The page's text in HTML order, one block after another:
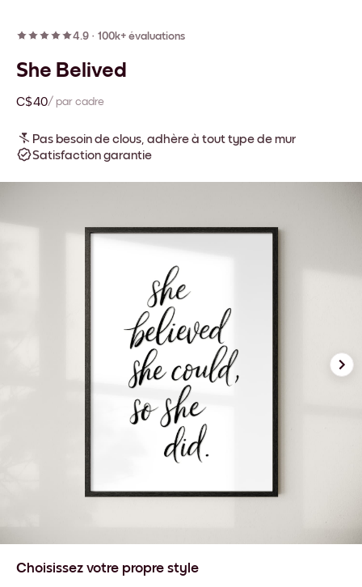
4.9 · 100k+ évaluations
She Belived
C$40/ par cadre
Pas besoin de clous, adhère à tout type de mur
Satisfaction garantie
Choisissez votre propre style